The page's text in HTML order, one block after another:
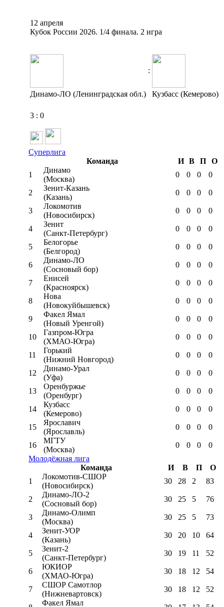
12 апреля
Кубок России 2026. 1/4 финала. 2 игра
:
Динамо-ЛО (Ленинградская обл.) Кузбасс (Кемерово)
3 : 0
Суперлига
Команда
И В П
О
1
Динамо
(Москва)
0 0 0 0
2
Зенит-Казань
(Казань)
0 0 0 0
3
Локомотив
(Новосибирск)
0 0 0 0
4
Зенит
(Санкт-Петербург)
0 0 0 0
5
Белогорье
(Белгород)
0 0 0 0
6
Динамо-ЛО
(Сосновый бор)
0 0 0 0
7
Енисей
(Красноярск)
0 0 0 0
8
Нова
(Новокуйбышевск)
0 0 0 0
9
Факел Ямал
(Новый Уренгой)
0 0 0 0
10
Газпром-Югра
(ХМАО-Югра)
0 0 0 0
11
Горький
(Нижний Новгород)
0 0 0 0
12
Динамо-Урал
(Уфа)
0 0 0 0
13
Оренбуржье
(Оренбург)
0 0 0 0
14
Кузбасс
(Кемерово)
0 0 0 0
15
Ярославич
(Ярославль)
0 0 0 0
16
МГТУ
(Москва)
0 0 0
0
Молодёжная лига
Команда
И В П
О
1
Локомотив-CШОР
(Новосибирск)
30 28 2 83
2
Динамо-ЛО-2
(Сосновый бор)
30 25 5 76
3
Динамо-Олимп
(Москва)
30 25 5 73
4
Зенит-УОР
(Казань)
30 20 10 64
5
Зенит-2
(Санкт-Петербург)
30 19 11 52
6
ЮКИОР
(ХМАО-Югра)
30 18 12 54
7
СШОР Самотлор
(Нижневартовск)
30 18 12 52
Факел Ямал